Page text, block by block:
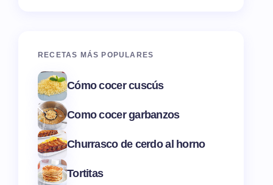
RECETAS MÁS POPULARES
Cómo cocer cuscús
Como cocer garbanzos
Churrasco de cerdo al horno
Tortitas